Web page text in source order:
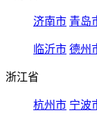
济南市 青岛
临沂市 德州
浙江省
杭州市 宁波